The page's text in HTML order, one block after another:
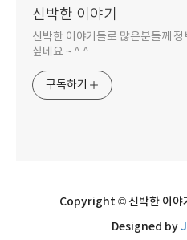
신박한 이야기
신박한 이야기들로 많은분들께
싶네요 ~ ^ ^
구독하기
Copyright © 신박한 이
Designed by